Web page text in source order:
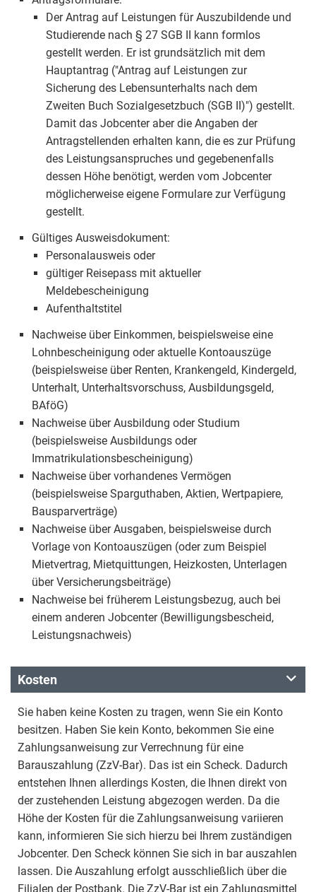
Der Antrag auf Leistungen für Auszubildende und
Studierende nach § 27 SGB II kann formlos
gestellt werden. Er ist grundsätzlich mit dem
Hauptantrag ("Antrag auf Leistungen zur
Sicherung des Lebensunterhalts nach dem
Zweiten Buch Sozialgesetzbuch (SGB II)") gestellt.
Damit das Jobcenter aber die Angaben der
Antragstellenden erhalten kann, die es zur Prüfung
des Leistungsanspruches und gegebenenfalls
dessen Höhe benötigt, werden vom Jobcenter
möglicherweise eigene Formulare zur Verfügung
gestellt.
Gültiges Ausweisdokument:
Personalausweis oder
gültiger Reisepass mit aktueller
Meldebescheinigung
Aufenthaltstitel
Nachweise über Einkommen, beispielsweise eine
Lohnbescheinigung oder aktuelle Kontoauszüge
(beispielsweise über Renten, Krankengeld, Kindergeld,
Unterhalt, Unterhaltsvorschuss, Ausbildungsgeld,
BAföG)
Nachweise über Ausbildung oder Studium
(beispielsweise Ausbildungs oder
Immatrikulationsbescheinigung)
Nachweise über vorhandenes Vermögen
(beispielsweise Sparguthaben, Aktien, Wertpapiere,
Bausparverträge)
Nachweise über Ausgaben, beispielsweise durch
Vorlage von Kontoauszügen (oder zum Beispiel
Mietvertrag, Mietquittungen, Heizkosten, Unterlagen
über Versicherungsbeiträge)
Nachweise bei früherem Leistungsbezug, auch bei
einem anderen Jobcenter (Bewilligungsbescheid,
Leistungsnachweis)
Kosten
Sie haben keine Kosten zu tragen, wenn Sie ein Konto
besitzen. Haben Sie kein Konto, bekommen Sie eine
Zahlungsanweisung zur Verrechnung für eine
Barauszahlung (ZzV-Bar). Das ist ein Scheck. Dadurch
entstehen Ihnen allerdings Kosten, die Ihnen direkt von
der zustehenden Leistung abgezogen werden. Da die
Höhe der Kosten für die Zahlungsanweisung variieren
kann, informieren Sie sich hierzu bei Ihrem zuständigen
Jobcenter. Den Scheck können Sie sich in bar auszahlen
lassen. Die Auszahlung erfolgt ausschließlich über die
Filialen der Postbank. Die ZzV-Bar ist ein Zahlungsmittel